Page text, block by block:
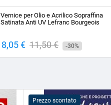
base
Vernice per Olio e Acrilico Sopraffina
Satinata Anti UV Lefranc Bourgeois
Prezzo
8,05 € Prezzo
base
11,50 € -30%
Prezzo scontato